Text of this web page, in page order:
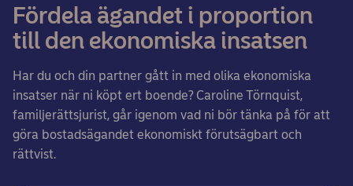
Fördela ägandet i proportion
till den ekonomiska insatsen
Har du och din partner gått in med olika ekonomiska
insatser när ni köpt ert boende? Caroline Törnquist,
familjerättsjurist, går igenom vad ni bör tänka på för att
göra bostadsägandet ekonomiskt förutsägbart och
rättvist.